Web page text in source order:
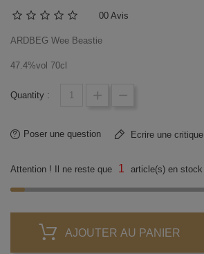
00 Avis
ARDBEG Wee Beastie
47.4%vol 70cl
Quantity :
Poser une question Ecrire une critique
Attention ! Il ne reste que 1 article(s) en stock
AJOUTER AU PANIER